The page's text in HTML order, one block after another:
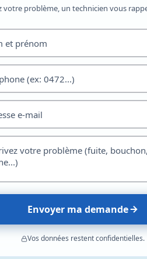
votre problème, un technicien vous
Envoyer ma demande
Vos données restent confidentielles.